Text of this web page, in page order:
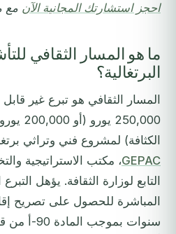
احجز استشارتك المجانية الآن مع
ما هو المسار الثقافي
البرتغالية؟
المسار الثقافي هو تبرع غير قابل
الكثافة) لمشروع فني وتراثي
GEPAC، مكتب الاستراتيجية
التابع لوزارة الثقافة. يؤهل
المباشرة للحصول على تصريح